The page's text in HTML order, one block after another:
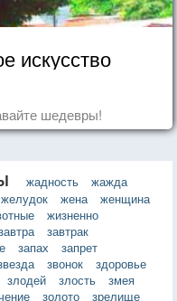
искусство
шедевры!
жадность
жажда
желудок жена
женщина
жизненно
завтрак
запах
запрет
звонок
здоровье
злодей злость
змея
золото зрелище